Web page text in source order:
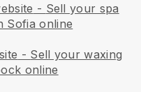
- Sell your spa
Sofia online
- Sell your waxing
online